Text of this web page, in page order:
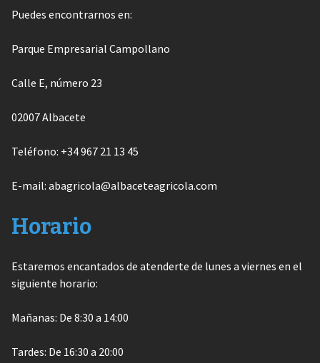
Puedes encontrarnos en:
Parque Empresarial Campollano
Calle E, número 23
02007 Albacete
Teléfono: +34 967 21 13 45
E-mail: abagricola@albaceteagricola.com
Horario
Estaremos encantados de atenderte de lunes a viernes en el
siguiente horario:
Mañanas: De 8:30 a 14:00
Tardes: De 16:30 a 20:00